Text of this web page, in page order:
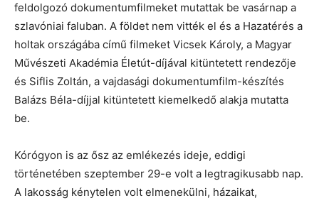
feldolgozó dokumentumfilmeket mutattak be vasárnap a
szlavóniai faluban. A földet nem vitték el és a Hazatérés a
holtak országába című filmeket Vicsek Károly, a Magyar
Művészeti Akadémia Életút-díjával kitüntetett rendezője
és Siflis Zoltán, a vajdasági dokumentumfilm-készítés
Balázs Béla-díjjal kitüntetett kiemelkedő alakja mutatta
be.
Kórógyon is az ősz az emlékezés ideje, eddigi
történetében szeptember 29-e volt a legtragikusabb nap.
A lakosság kénytelen volt elmenekülni, házaikat,